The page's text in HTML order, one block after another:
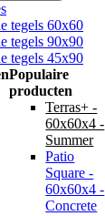
tegels 60x60
tegels 90x90
tegels 45x90
Populaire
producten
Terras+ -
60x60x4 -
Summer
Patio
Square -
60x60x4 -
Concrete